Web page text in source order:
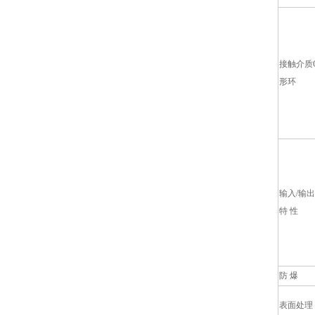
接触介质
形环
输入/输出
特 性
防 爆
表面处理